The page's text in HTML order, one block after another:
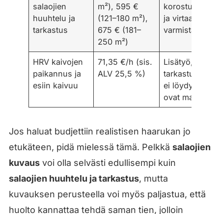
salaojien
huuhtelu ja
tarkastus
m²), 595 €
(121–180 m²),
675 € (181–
250 m²)
korostuu
ja
varmistaminen
HRV kaivojen
paikannus ja
esiin kaivuu
71,35 €/h (sis.
ALV 25,5 %)
Lisätyö, jos
ei löydy tai ne
ovat maan alla
Jos haluat budjettiin realistisen haarukan jo
etukäteen, pidä mielessä tämä. Pelkkä salaojien
kuvausvoi olla selvästi edullisempi kuin
salaojien huuhtelu ja tarkastus, mutta
kuvauksen perusteella voi myös paljastua, että
huolto kannattaa tehdä saman tien, jolloin